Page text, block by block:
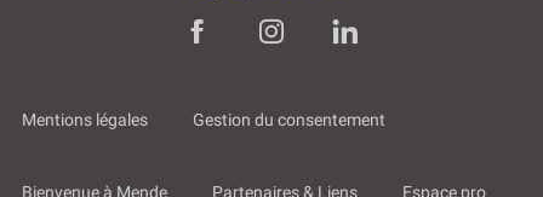
Mentions légales Gestion du consentement
Bienvenue à Mende Partenaires & Liens Espace pro